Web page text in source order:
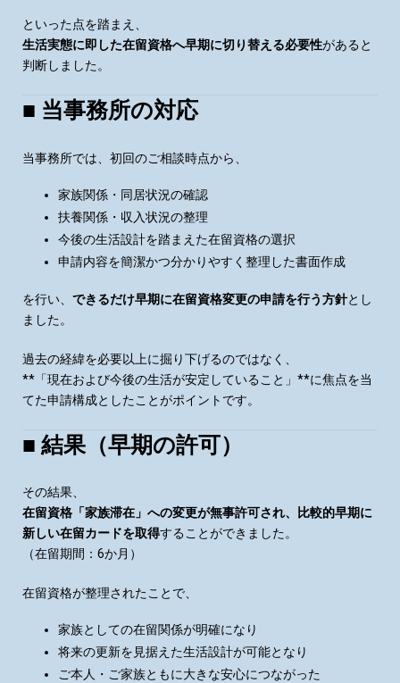
といった点を踏まえ、
生活実態に即した在留資格へ早期に切り替える必要性があると
判断しました。
■ 当事務所の対応
当事務所では、初回のご相談時点から、
家族関係・同居状況の確認
扶養関係・収入状況の整理
今後の生活設計を踏まえた在留資格の選択
申請内容を簡潔かつ分かりやすく整理した書面作成
を行い、 できるだけ早期に在留資格変更の申請を行う方針とし
ました。
過去の経緯を必要以上に掘り下げるのではなく、
**「現在および今後の生活が安定していること」**に焦点を当
てた申請構成としたことがポイントです。
■ 結果（早期の許可）
その結果、
在留資格「家族滞在」への変更が無事許可され、比較的早期に
新しい在留カードを取得することができました。
（在留期間：6か月）
在留資格が整理されたことで、
家族としての在留関係が明確になり
将来の更新を見据えた生活設計が可能となり
ご本人・ご家族ともに大きな安心につながった